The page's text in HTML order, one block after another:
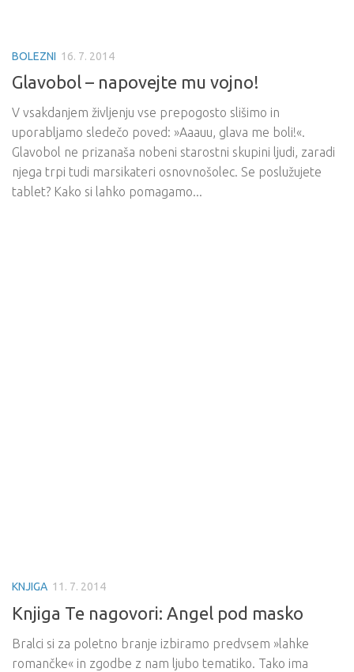
BOLEZNI 16. 7. 2014
Glavobol – napovejte mu vojno!
V vsakdanjem življenju vse prepogosto slišimo in
uporabljamo sledečo poved: »Aaauu, glava me boli!«.
Glavobol ne prizanaša nobeni starostni skupini ljudi, zaradi
njega trpi tudi marsikateri osnovnošolec. Se poslužujete
tablet? Kako si lahko pomagamo...
KNJIGA 11. 7. 2014
Knjiga Te nagovori: Angel pod masko
Bralci si za poletno branje izbiramo predvsem »lahke
romančke« in zgodbe z nam ljubo tematiko. Tako ima